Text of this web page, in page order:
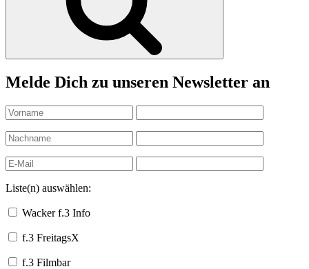
Melde Dich zu unseren Newsletter an
Liste(n) auswählen:
Wacker f.3 Info
f.3 FreitagsX
f.3 Filmbar